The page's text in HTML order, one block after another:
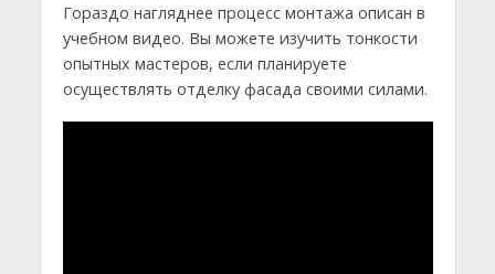
Гораздо нагляднее процесс монтажа описан в
учебном видео. Вы можете изучить тонкости
опытных мастеров, если планируете
осуществлять отделку фасада своими силами.